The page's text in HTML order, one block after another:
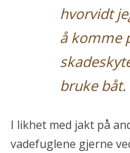
hvorvidt
å komme
bruke båt.
I likhet med jakt på
vadefuglene gjerne